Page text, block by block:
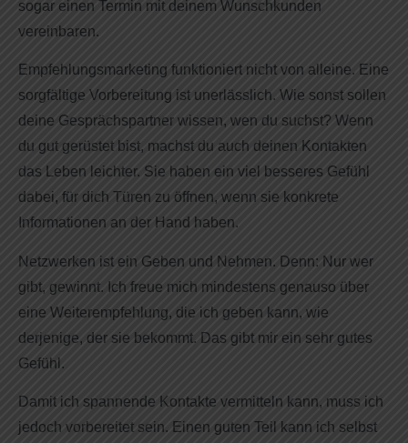
sogar einen Termin mit deinem Wunschkunden
vereinbaren.
Empfehlungsmarketing funktioniert nicht von alleine. Eine
sorgfältige Vorbereitung ist unerlässlich. Wie sonst sollen
deine Gesprächspartner wissen, wen du suchst? Wenn
du gut gerüstet bist, machst du auch deinen Kontakten
das Leben leichter. Sie haben ein viel besseres Gefühl
dabei, für dich Türen zu öffnen, wenn sie konkrete
Informationen an der Hand haben.
Netzwerken ist ein Geben und Nehmen. Denn: Nur wer
gibt, gewinnt. Ich freue mich mindestens genauso über
eine Weiterempfehlung, die ich geben kann, wie
derjenige, der sie bekommt. Das gibt mir ein sehr gutes
Gefühl.
Damit ich spannende Kontakte vermitteln kann, muss ich
jedoch vorbereitet sein. Einen guten Teil kann ich selbst